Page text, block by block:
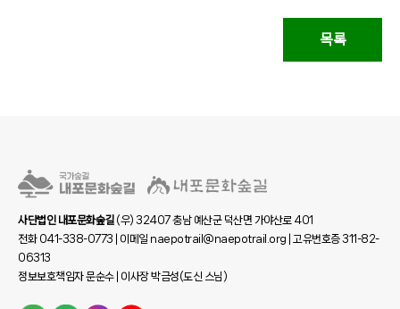
목록
사단법인 내포문화숲길(우) 32407 충남 예산군 덕산면 가야산로 401
전화 041-338-0773 | 이메일 naepotrail@naepotrail.org | 고유번호증 311-82-
06313
정보보호책임자 문순수 | 이사장 박금성(도신 스님)